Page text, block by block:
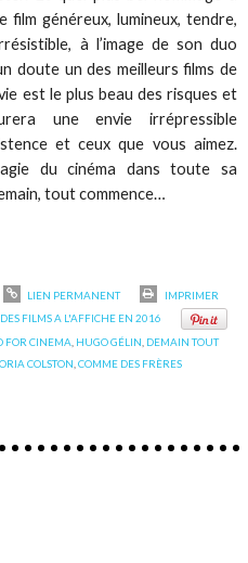
généreux, lumineux, tendre,
à l’image de son duo
doute un des meilleurs films de
est le plus beau des risques et
une envie irrépressible
et ceux que vous aimez.
du cinéma dans toute sa
tout commence…
LIEN PERMANENT
IMPRIMER
FILMS A L'AFFICHE EN 2016
FOR CINEMA HUGO GÉLIN DEMAIN TOUT
COLSTON ,COMME DES FRÈRES